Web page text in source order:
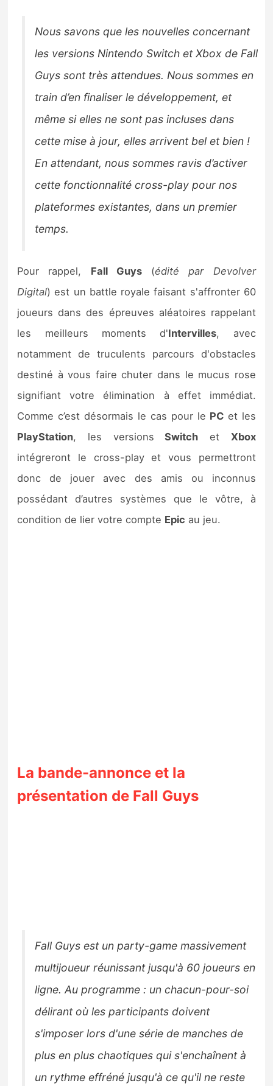
Guides
Nous savons que les nouvelles concernant
les versions Nintendo Switch et Xbox de Fall
Guys sont très attendues. Nous sommes en
train d’en finaliser le développement, et
même si elles ne sont pas incluses dans
cette mise à jour, elles arrivent bel et bien !
En attendant, nous sommes ravis d’activer
cette fonctionnalité cross-play pour nos
plateformes existantes, dans un premier
temps.
Pour rappel, Fall Guys(édité par Devolver
Digital) est un battle royale faisant s'affronter 60
joueurs dans des épreuves aléatoires rappelant
les meilleurs moments d'Intervilles, avec
notamment de truculents parcours d'obstacles
destiné à vous faire chuter dans le mucus rose
signifiant votre élimination à effet immédiat.
Comme c’est désormais le cas pour le PCet les
PlayStation, les versions Switch et Xbox
intégreront le cross-play et vous permettront
donc de jouer avec des amis ou inconnus
possédant d’autres systèmes que le vôtre, à
condition de lier votre compte Epic au jeu.
La bande-annonce et la
présentation de Fall Guys
Fall Guys est un party-game massivement
multijoueur réunissant jusqu'à 60 joueurs en
ligne. Au programme : un chacun-pour-soi
délirant où les participants doivent
s'imposer lors d'une série de manches de
plus en plus chaotiques qui s'enchaînent à
un rythme effréné jusqu'à ce qu'il ne reste